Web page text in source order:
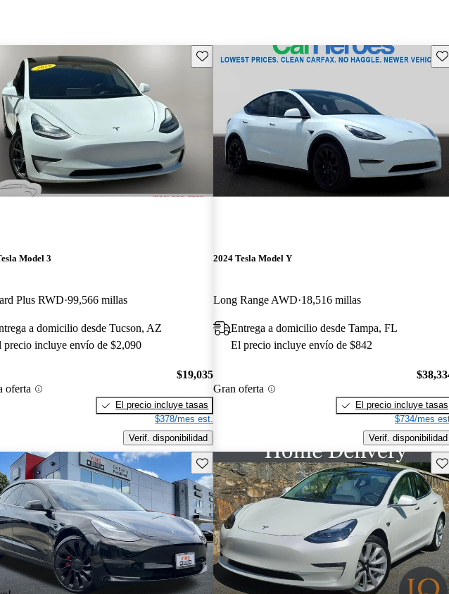
Aviso Guarda este Aviso
Model 3
Plus RWD 99,566 millas
a domicilio desde Tucson, AZ
precio incluye envío de $2,090
oferta
$19,035
El precio incluye tasas
$378/mes est.
Verif. disponibilidad
2024 Tesla Model Y
Long Range AWD 18,516 millas
Entrega a domicilio desde Tampa, FL
El precio incluye envío de $842
Gran oferta
El precio incluye tasas
$734/mes
Verif. disponibilidad
Aviso Guarda este Aviso